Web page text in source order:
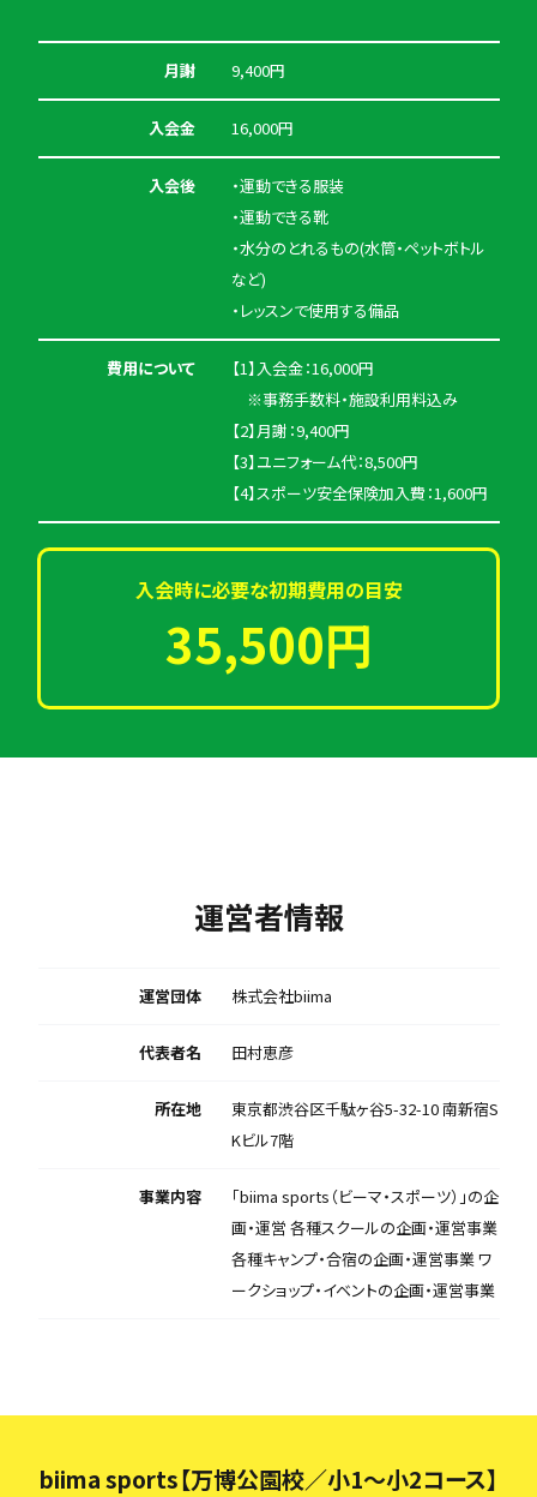
月謝 9,400円
入会金 16,000円
入会後
・運動できる服装
・運動できる靴
・水分のとれるもの(水筒・ペットボトル
など)
・レッスンで使用する備品
費用について
【1】入会金：16,000円
※事務手数料・施設利用料込み
【2】月謝：9,400円
【3】ユニフォーム代：8,500円
【4】スポーツ安全保険加入費：1,600円
入会時に必要な初期費用の目安
35,500円
運営者情報
運営団体 株式会社biima
代表者名 田村恵彦
所在地
東京都渋谷区千駄ヶ谷5-32-10 南新宿S
Kビル7階
事業内容
「biima sports（ビーマ・スポーツ）」の企
画・運営 各種スクールの企画・運営事業
各種キャンプ・合宿の企画・運営事業 ワ
ークショップ・イベントの企画・運営事業
biima sports【万博公園校／小1〜小2コース】